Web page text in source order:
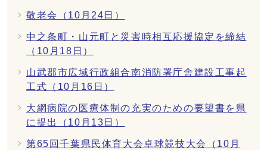
敬老会（10月24日）
中之条町・山元町と災害時相互応援協定を締結
（10月18日）
山武郡市広域行政組合南消防署庁舎建設工事起
工式（10月16日）
大網病院の医療体制の充実のための要望書を県
に提出（10月13日）
第65回千葉県民体育大会卓球競技大会（10月